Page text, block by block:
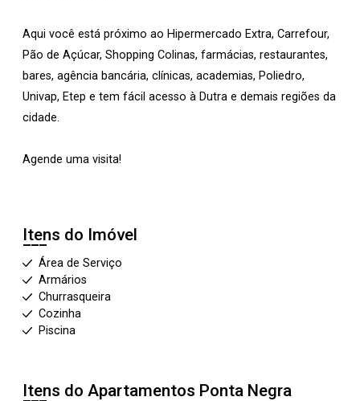
Aqui você está próximo ao Hipermercado Extra, Carrefour,
Pão de Açúcar, Shopping Colinas, farmácias, restaurantes,
bares, agência bancária, clínicas, academias, Poliedro,
Univap, Etep e tem fácil acesso à Dutra e demais regiões da
cidade.
Agende uma visita!
Itens do Imóvel
Área de Serviço
Armários
Churrasqueira
Cozinha
Piscina
Itens do Apartamentos Ponta Negra